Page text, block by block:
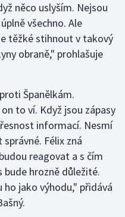
něco uslyším. Nejsou
všechno. Ale
těžké stihnout v takový
obraně," prohlašuje
Španělkám.
to ví. Když jsou zápasy
informací. Nesmí
Félix zná
reagovat a s čím
hrozně důležité.
jako výhodu," přidává